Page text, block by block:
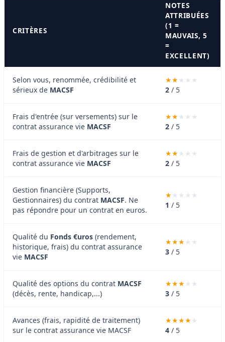
CRITÈRES
NOTES
ATTRIBUÉES
(1 =
MAUVAIS, 5
=
EXCELLENT)
Selon vous, renommée, crédibilité et
sérieux de MACSF 2 / 5
Frais d'entrée (sur versements) sur le
contrat assurance vie MACSF 2 / 5
Frais de gestion et d'arbitrages sur le
contrat assurance vie MACSF 2 / 5
Gestion financière (Supports,
Gestionnaires) du contrat MACSF. Ne
pas répondre pour un contrat en euros.
1 / 5
Qualité du Fonds €uros (rendement,
historique, frais) du contrat assurance
vie MACSF
3 / 5
Qualité des options du contrat MACSF
(décès, rente, handicap,...)
3 / 5
Avances (frais, rapidité de traitement)
sur le contrat assurance vie MACSF
4 / 5